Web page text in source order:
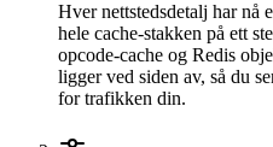
Hver nettstedsdetalj har nå
hele cache-stakken på ett
opcode-cache og Redis
ligger ved siden av, så du
for trafikken din.